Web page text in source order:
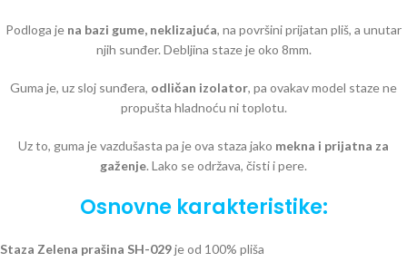
Podloga je na bazi gume, neklizajuća, na površini prijatan pliš, a unutar
njih sunđer. Debljina staze je oko 8mm.
Guma je, uz sloj sunđera, odličan izolator, pa ovakav model staze ne
propušta hladnoću ni toplotu.
Uz to, guma je vazdušasta pa je ova staza jako mekna i prijatna za
gaženje. Lako se održava, čisti i pere.
Osnovne karakteristike:
Staza Zelena prašina SH-029je od 100% pliša